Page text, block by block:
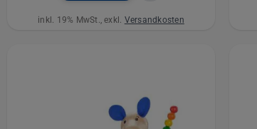
inkl. 19% MwSt., exkl. Versandkosten